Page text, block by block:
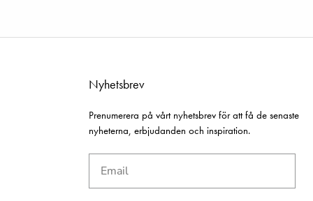
Nyhetsbrev
Prenumerera på vårt nyhetsbrev för att få de senaste
nyheterna, erbjudanden och inspiration.